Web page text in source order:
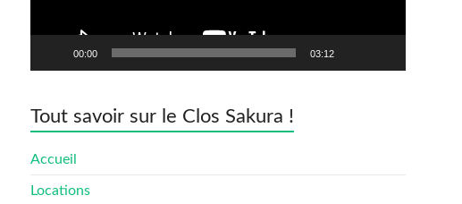
00:00 03:12
Tout savoir sur le Clos Sakura !
Accueil
Locations